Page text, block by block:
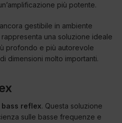
più potente.
gestibile in ambiente
una soluzione ideale
profondo e più autorevole
dimensioni molto importanti.
bass reflex. Questa soluzione
sulle basse frequenze e